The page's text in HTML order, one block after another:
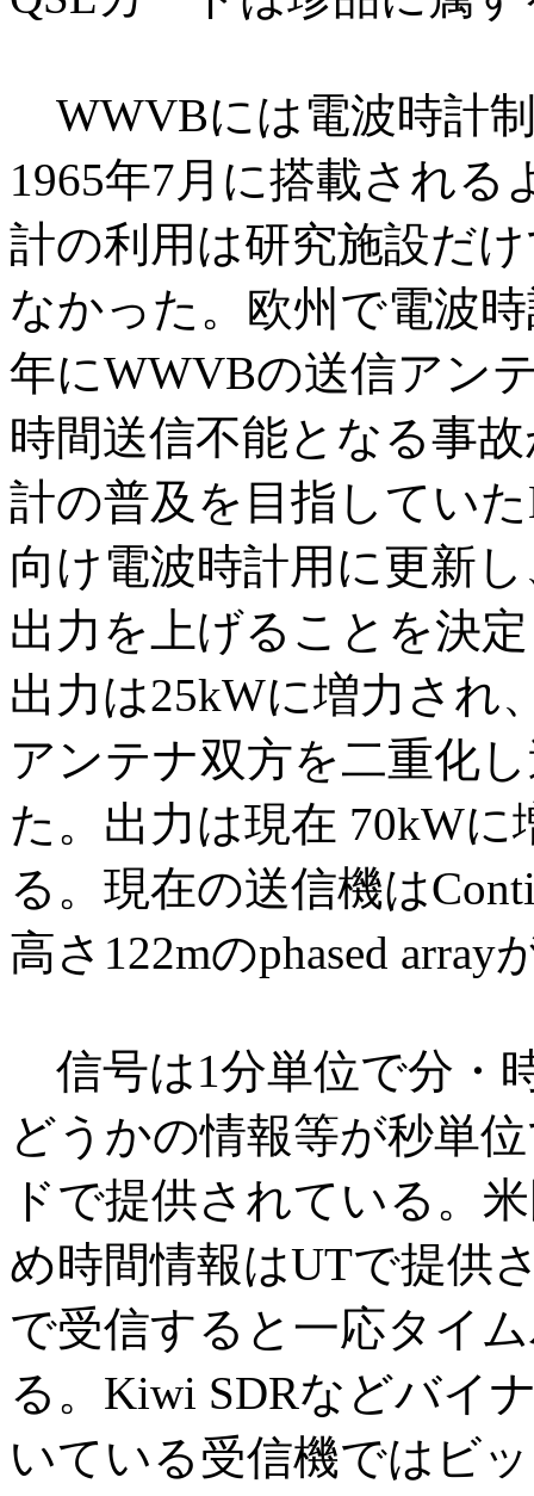
WWVBには電波時計
1965年7月に搭載され
計の利用は研究施設だ
なかった。欧州で電波
年にWWVBの送信アン
時間送信不能となる事
計の普及を目指してい
向け電波時計用に更新
出力を上げることを決
出力は25kWに増力され
アンテナ双方を二重化
た。出力は現在 70kW
る。現在の送信機は
高さ122mのphased
信号は1分単位で分・
どうかの情報等が秒単
ドで提供されている。
め時間情報はUTで提供
で受信すると一応タイ
る。Kiwi SDRなどバイ
いている受信機ではビ